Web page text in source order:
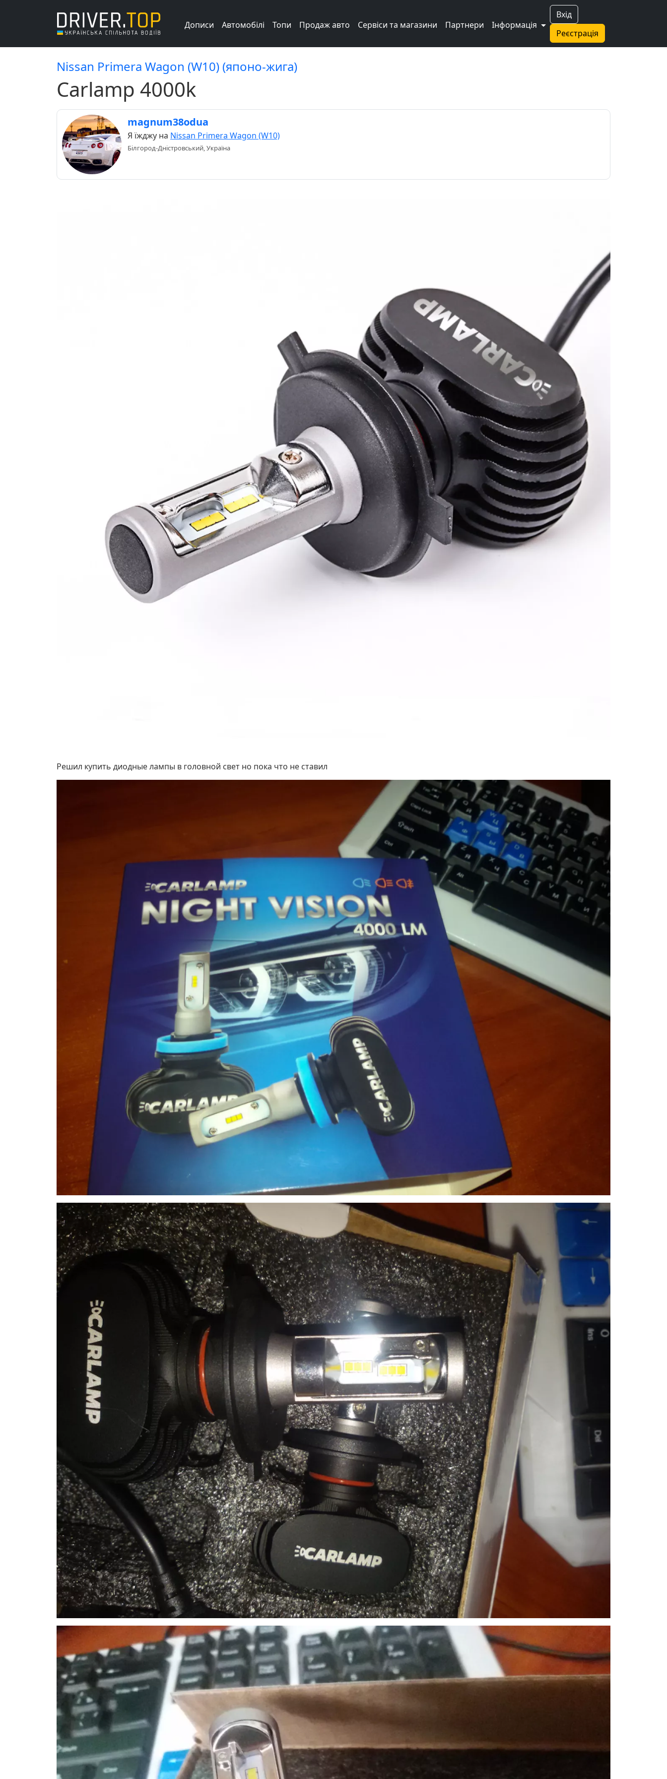
Вхід
Реєстрація
Дописи Автомобілі Топи Продаж авто Сервіси та магазини Партнери Інформація
Nissan Primera Wagon (W10) (японо-жига)
Carlamp 4000k
magnum38odua
Я їжджу на Nissan Primera Wagon (W10)
Білгород-Дністровський, Україна
Решил купить диодные лампы в головной свет но пока что не ставил